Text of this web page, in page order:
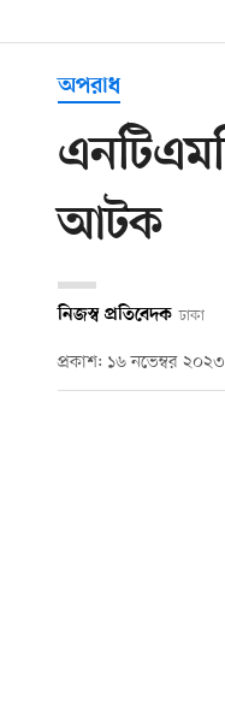
অপরাধ
আটক
নিজস্ব প্রতিবেদক ঢাকা
প্রকাশ: ১৬ নভেম্বর